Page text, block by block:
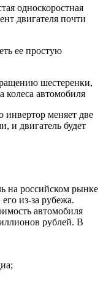
односкоростная
двигателя почти
ее простую
шестеренки,
колеса автомобиля
инвертор меняет две
и двигатель будет
на российском рынке
из-за рубежа.
автомобиля
рублей. В